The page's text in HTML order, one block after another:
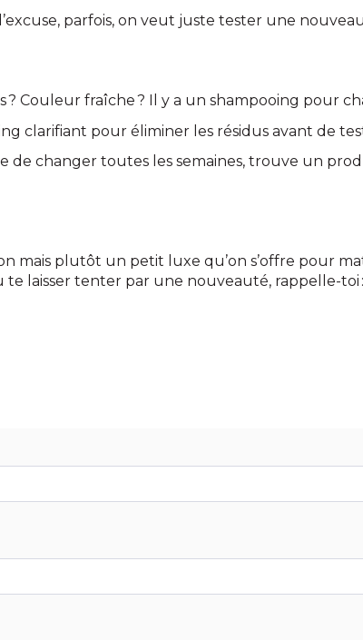
parfois, on veut juste tester une
? Couleur fraîche ? Il y a un shampooing pour
clarifiant pour éliminer les résidus avant de
de changer toutes les semaines, trouve un
mais plutôt un petit luxe qu’on s’offre pour
laisser tenter par une nouveauté, rappelle-